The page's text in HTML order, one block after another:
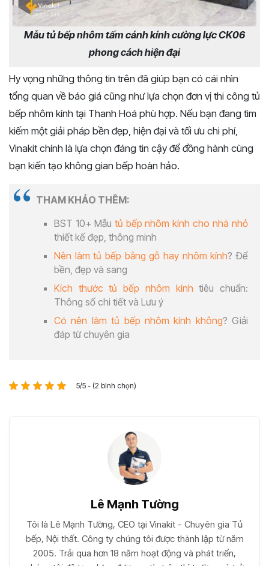
Mẫu tủ bếp nhôm tấm cánh kính cường lực CK06
phong cách hiện đại
Hy vọng những thông tin trên đã giúp bạn có cái nhìn
tổng quan về báo giá cũng như lựa chọn đơn vị thi công tủ
bếp nhôm kính tại Thanh Hoá phù hợp. Nếu bạn đang tìm
kiếm một giải pháp bền đẹp, hiện đại và tối ưu chi phí,
Vinakit chính là lựa chọn đáng tin cậy để đồng hành cùng
bạn kiến tạo không gian bếp hoàn hảo.
THAM KHẢO THÊM:
BST 10+ Mẫu tủ bếp nhôm kính cho nhà nhỏ
thiết kế đẹp, thông minh
Nên làm tủ bếp bằng gỗ hay nhôm kính? Để
bền, đẹp và sang
Kích thước tủ bếp nhôm kính tiêu chuẩn:
Thông số chi tiết và Lưu ý
Có nên làm tủ bếp nhôm kính không? Giải
đáp từ chuyên gia
5/5 - (2 bình chọn)
Lê Mạnh Tường
Tôi là Lê Mạnh Tường, CEO tại Vinakit - Chuyên gia Tủ
bếp, Nội thất. Công ty chúng tôi được thành lập từ năm
2005. Trải qua hơn 18 năm hoạt động và phát triển,